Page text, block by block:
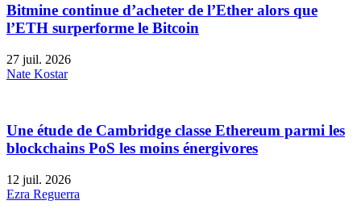
Bitmine continue d’acheter de l’Ether alors que
l’ETH surperforme le Bitcoin
27 juil. 2026
Nate Kostar
Une étude de Cambridge classe Ethereum parmi les
blockchains PoS les moins énergivores
12 juil. 2026
Ezra Reguerra